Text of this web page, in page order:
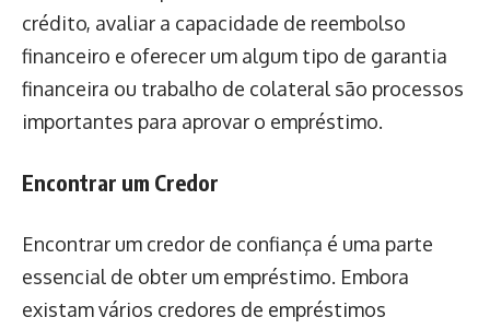
crédito, avaliar a capacidade de reembolso
financeiro e oferecer um algum tipo de garantia
financeira ou trabalho de colateral são processos
importantes para aprovar o empréstimo.
Encontrar um Credor
Encontrar um credor de confiança é uma parte
essencial de obter um empréstimo. Embora
existam vários credores de empréstimos